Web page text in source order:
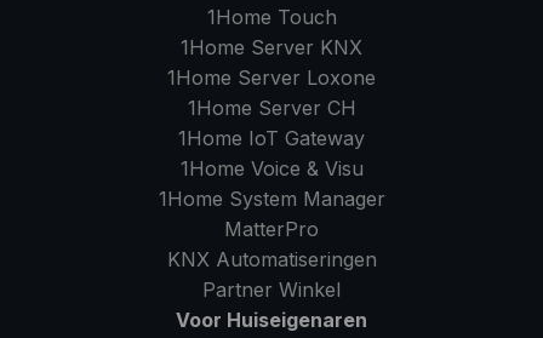
1Home Touch
1Home Server KNX
1Home Server Loxone
1Home Server CH
1Home IoT Gateway
1Home Voice & Visu
1Home System Manager
MatterPro
KNX Automatiseringen
Partner Winkel
Voor Huiseigenaren